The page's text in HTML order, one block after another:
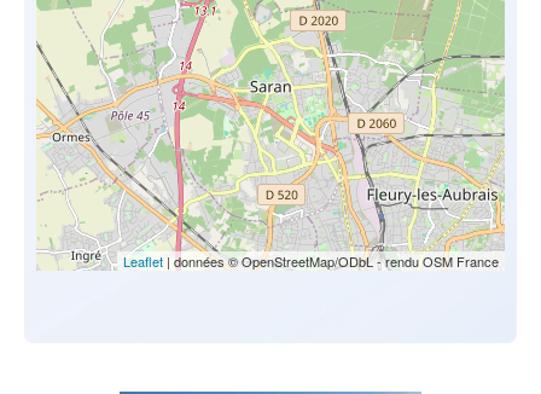
Leaflet | données © OpenStreetMap/ODbL - rendu OSM France